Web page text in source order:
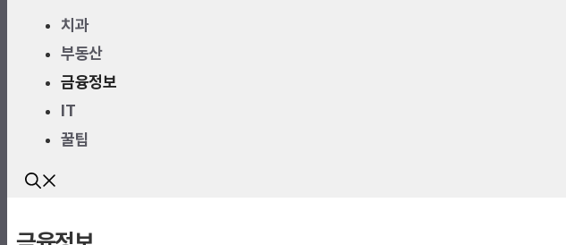
치과
부동산
금융정보
IT
꿀팁